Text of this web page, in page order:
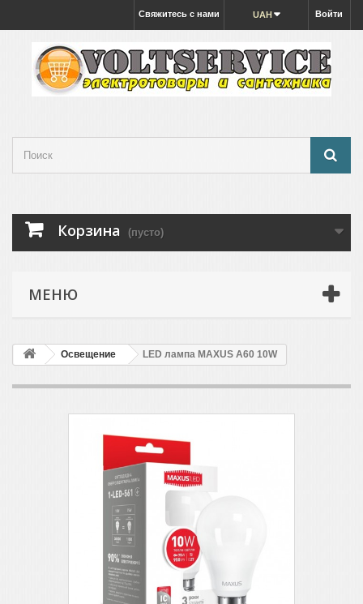
Войти
UAH
Свяжитесь с нами
Корзина (пусто)
МЕНЮ
Освещение LED лампа MAXUS A60 10W